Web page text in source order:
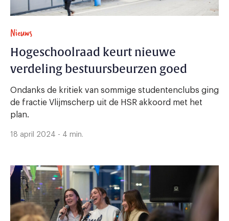
Nieuws
Hogeschoolraad keurt nieuwe
verdeling bestuursbeurzen goed
Ondanks de kritiek van sommige studentenclubs ging
de fractie Vlijmscherp uit de HSR akkoord met het
plan.
18 april 2024 - 4 min.